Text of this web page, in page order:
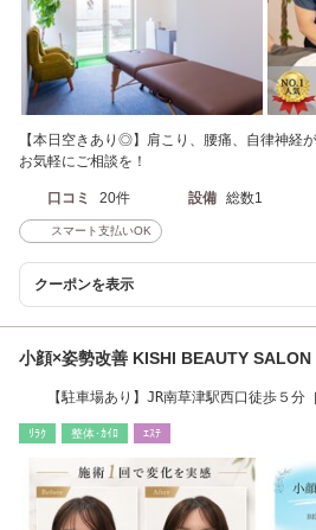
【本日空きあり◎】肩こり、腰痛、自律神経
お気軽にご相談を！
口コミ 20件 設備 総数1
スマート支払いOK
クーポンを表示
小顔×姿勢改善 KISHI BEAUTY SALON
【駐車場あり】JR南草津駅西口徒歩５
ﾘﾗｸ 整体･ｶｲﾛ ｴｽﾃ